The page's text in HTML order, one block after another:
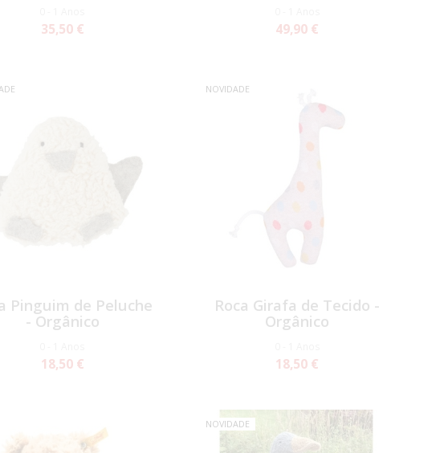
35,50 € 49,90 €
Pinguim de Peluche
- Orgânico
18,50 €
NOVIDADE
Roca Girafa de Tecido -
Orgânico
18,50 €
NOVIDADE